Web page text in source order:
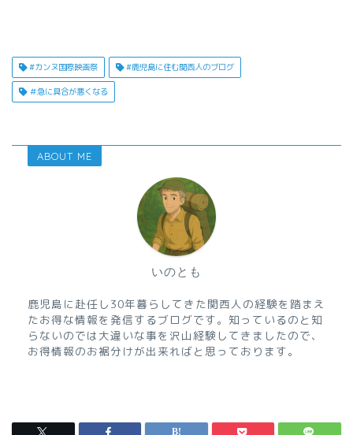
#カンヌ国際映画祭 #鹿児島に住む関西人のブログ
＃急に具合が悪くなる
ABOUT ME
いのとも
鹿児島に赴任し30年暮らしてきた関西人の経験を踏まえ
たお得な情報を発信するブログです。知っているのと知
らないのでは大違いな事を沢山経験してきましたので、
お得情報のお裾分けが出来ればと思っております。